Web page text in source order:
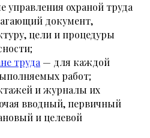
управления охраной труда
документ,
цели и процедуры
труда — для каждой
работ;
и журналы их
вводный, первичный
и целевой